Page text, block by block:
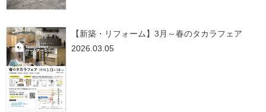
【新築・リフォーム】3月～春のタカラフェア
2026.03.05